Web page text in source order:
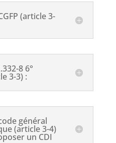
(article 3-
8 6°
3-3) :
général
(article 3-4)
un CDI